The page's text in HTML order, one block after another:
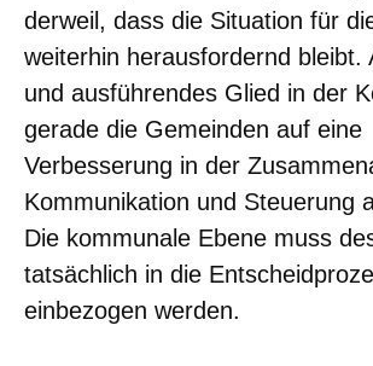
derweil, dass die Situation für
weiterhin herausfordernd bleibt.
und ausführendes Glied in der
gerade die Gemeinden auf eine
Verbesserung in der
Kommunikation und Steuerung
Die kommunale Ebene muss
tatsächlich in die
einbezogen werden.